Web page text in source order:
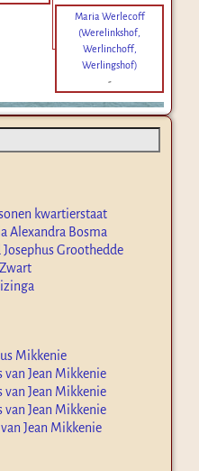
Maria Werlecoff
(Werelinkshof,
Werlinchoff,
Werlingshof)
-
kwartierstaat
Alexandra Bosma
Groothedde
Mikkenie
van Jean Mikkenie
van Jean Mikkenie
van Jean Mikkenie
Jean Mikkenie